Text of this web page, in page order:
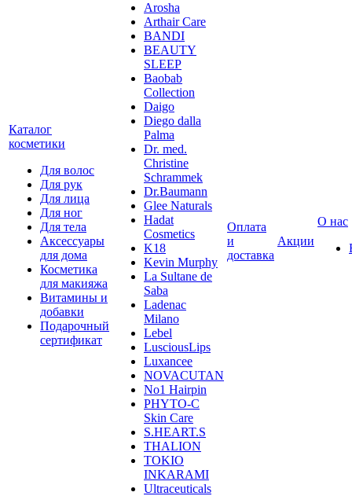
Каталог
косметики
Для волос
Для рук
Для лица
Для ног
Для тела
Аксессуары
для дома
Косметика
для макияжа
Витамины и
добавки
Подарочный
сертификат
Arosha
Arthair Care
BANDI
BEAUTY
SLEEP
Baobab
Collection
Daigo
Diego dalla
Palma
Dr. med.
Christine
Schrammek
Dr.Baumann
Glee Naturals
Hadat
Cosmetics
K18
Kevin Murphy
La Sultane de
Saba
Ladenac
Milano
Lebel
LusciousLips
Luxancee
NOVACUTAN
No1 Hairpin
PHYTO-C
Skin Care
S.HEART.S
THALION
TOKIO
INKARAMI
Ultraceuticals
Оплата
и
доставка
Акции
О нас